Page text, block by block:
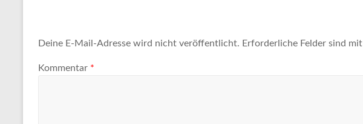
Deine E-Mail-Adresse wird nicht veröffentlicht. Erforderliche Felder sind mit
Kommentar *